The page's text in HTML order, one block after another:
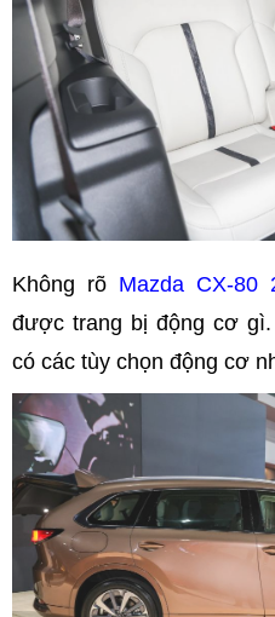
Không rõ Mazda CX-80
được trang bị động cơ
có các tùy chọn động cơ